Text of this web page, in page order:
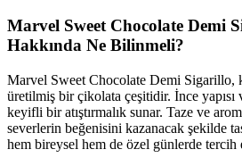
Marvel Sweet Chocolate Demi
Hakkında Ne Bilinmeli?
Marvel Sweet Chocolate Demi Sigarillo,
üretilmiş bir çikolata çeşitidir. İnce yapısı
keyifli bir atıştırmalık sunar. Taze ve
severlerin beğenisini kazanacak şekilde
hem bireysel hem de özel günlerde tercih